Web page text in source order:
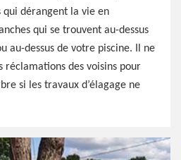
qui dérangent la vie en
qui se trouvent au-dessus
au-dessus de votre piscine. Il ne
des voisins pour
si les travaux d’élagage ne